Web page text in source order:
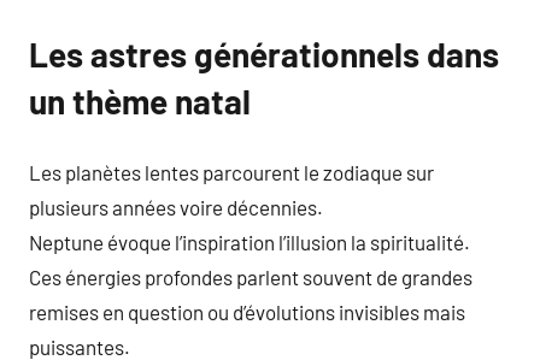
Les astres générationnels dans
un thème natal
Les planètes lentes parcourent le zodiaque sur
plusieurs années voire décennies.
Neptune évoque l’inspiration l’illusion la spiritualité.
Ces énergies profondes parlent souvent de grandes
remises en question ou d’évolutions invisibles mais
puissantes.